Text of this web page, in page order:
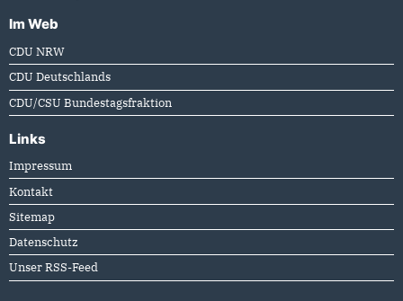
Im Web
CDU NRW
CDU Deutschlands
CDU/CSU Bundestagsfraktion
Links
Impressum
Kontakt
Sitemap
Datenschutz
Unser RSS-Feed